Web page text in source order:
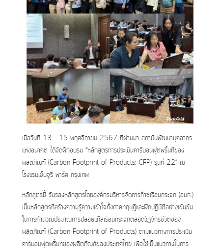
เมื่อวันที่ 13 – 15 พฤศจิกายน 2567 ที่ผ่านมา สถาบันพัฒนาบุคลากร
แห่งอนาคต ได้จัดฝึกอบรม “หลักสูตรการประเมินคาร์บอนฟุตพริ้นท์ของ
ผลิตภัณฑ์ (Carbon Footprint of Products: CFP) รุ่นที่ 22” ณ
โรงแรมเซ็นจูรี่ พาร์ค กรุงเทพ
หลักสูตรนี้ รับรองหลักสูตรโดยองค์กรบริหารจัดการก๊าซเรือนกระจก (อบก.)
เป็นหลักสูตรที่สร้างความรู้ความเข้าใจทั้งภาคทฤษฎีและฝึกปฏิบัติอย่างเข้มข้น
ในการคำนวณปริมาณการปล่อยแก๊สเรือนกระจกตลอดวัฏจักรชีวิตของ
ผลิตภัณฑ์ (Carbon Footprint of Products) ตามแนวทางการประเมิน
คาร์บอนฟุตพริ้นท์ของผลิตภัณฑ์ของประเทศไทย เพื่อใช้เป็นแนวทางในการ